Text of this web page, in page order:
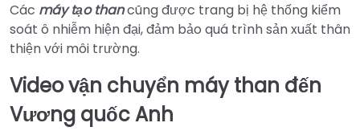
Các máy tạo thancũng được trang bị hệ thống kiểm
soát ô nhiễm hiện đại, đảm bảo quá trình sản xuất thân
thiện với môi trường.
Video vận chuyển máy than đến
Vương quốc Anh